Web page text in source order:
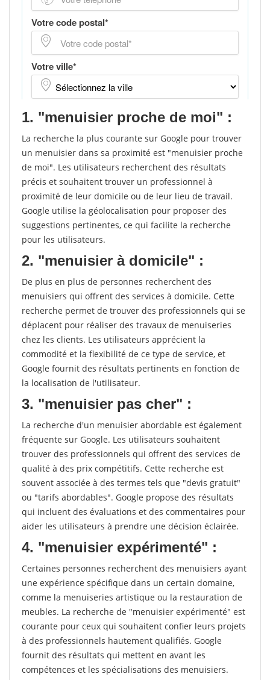
1. "menuisier proche de moi" :
La recherche la plus courante sur Google pour trouver
un menuisier dans sa proximité est "menuisier proche
de moi". Les utilisateurs recherchent des résultats
précis et souhaitent trouver un professionnel à
proximité de leur domicile ou de leur lieu de travail.
Google utilise la géolocalisation pour proposer des
suggestions pertinentes, ce qui facilite la recherche
pour les utilisateurs.
2. "menuisier à domicile" :
De plus en plus de personnes recherchent des
menuisiers qui offrent des services à domicile. Cette
recherche permet de trouver des professionnels qui se
déplacent pour réaliser des travaux de menuiseries
chez les clients. Les utilisateurs apprécient la
commodité et la flexibilité de ce type de service, et
Google fournit des résultats pertinents en fonction de
la localisation de l'utilisateur.
3. "menuisier pas cher" :
La recherche d'un menuisier abordable est également
fréquente sur Google. Les utilisateurs souhaitent
trouver des professionnels qui offrent des services de
qualité à des prix compétitifs. Cette recherche est
souvent associée à des termes tels que "devis gratuit"
ou "tarifs abordables". Google propose des résultats
qui incluent des évaluations et des commentaires pour
aider les utilisateurs à prendre une décision éclairée.
4. "menuisier expérimenté" :
Certaines personnes recherchent des menuisiers ayant
une expérience spécifique dans un certain domaine,
comme la menuiseries artistique ou la restauration de
meubles. La recherche de "menuisier expérimenté" est
courante pour ceux qui souhaitent confier leurs projets
à des professionnels hautement qualifiés. Google
fournit des résultats qui mettent en avant les
compétences et les spécialisations des menuisiers.